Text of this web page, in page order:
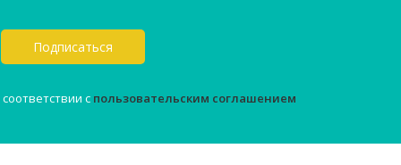
Подписаться
с пользовательским соглашением